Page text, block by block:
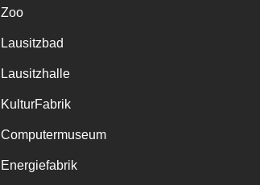
Zoo
Lausitzbad
Lausitzhalle
KulturFabrik
Computermuseum
Energiefabrik